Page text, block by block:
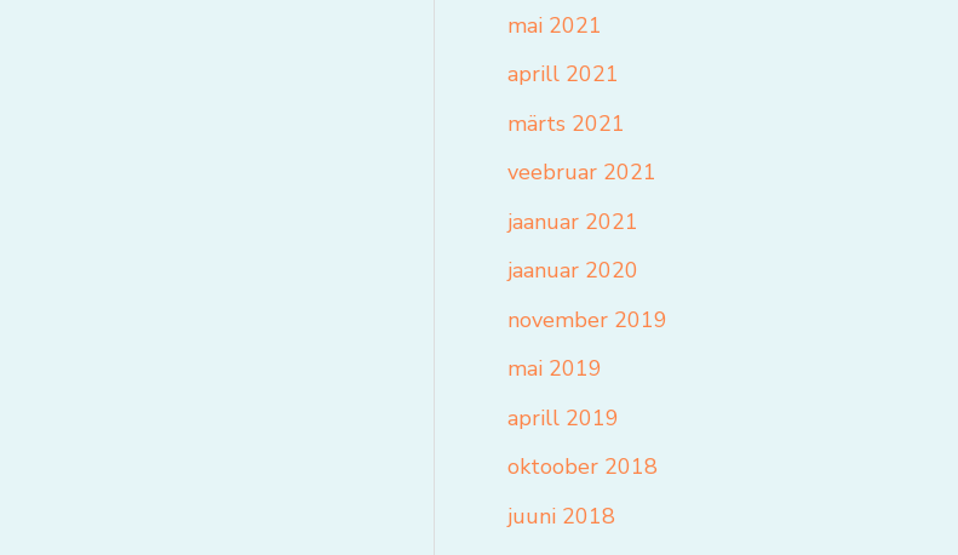
mai 2021
aprill 2021
märts 2021
veebruar 2021
jaanuar 2021
jaanuar 2020
november 2019
mai 2019
aprill 2019
oktoober 2018
juuni 2018